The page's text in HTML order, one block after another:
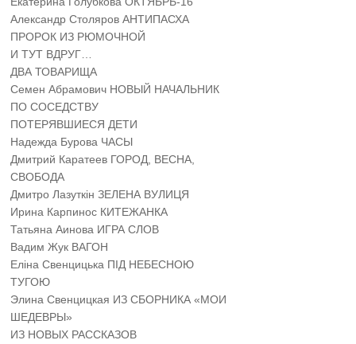
Александр Столяров АНТИПАСХА
ПРОРОК ИЗ РЮМОЧНОЙ
И ТУТ ВДРУГ…
ДВА ТОВАРИЩА
Семен Абрамович НОВЫЙ НАЧАЛЬНИК
ПО СОСЕДСТВУ
ПОТЕРЯВШИЕСЯ ДЕТИ
Надежда Бурова ЧАСЫ
Дмитрий Каратеев ГОРОД, ВЕСНА,
СВОБОДА
Дмитро Лазуткін ЗЕЛЕНА ВУЛИЦЯ
Ирина Карпинос КИТЕЖАНКА
Татьяна Аинова ИГРА СЛОВ
Вадим Жук ВАГОН
Еліна Свенцицька ПІД НЕБЕСНОЮ
ТУГОЮ
Элина Свенцицкая ИЗ СБОРНИКА «МОИ
ШЕДЕВРЫ»
ИЗ НОВЫХ РАССКАЗОВ